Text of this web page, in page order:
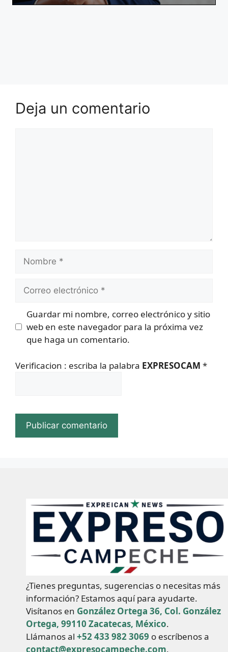
Deja un comentario
Nombre
Correo
Guardar mi nombre, correo electrónico y sitio
web en este navegador para la próxima vez
que haga un comentario.
Verificacion : escriba la palabra EXPRESOCAM *
¿Tienes preguntas, sugerencias o necesitas más
información? Estamos aquí para ayudarte.
Visítanos en González Ortega 36, Col. González
Ortega, 99110 Zacatecas, México.
Llámanos al +52 433 982 3069 o escríbenos a
contact@expresocampeche.com.